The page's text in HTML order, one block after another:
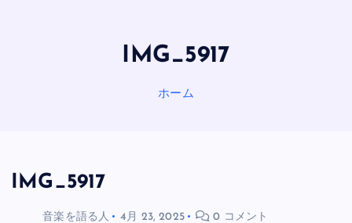
IMG_5917
ホーム
IMG_5917
音楽を語る人 4月 23, 2025 0 コメント